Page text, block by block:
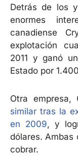
Detrás de los
enormes
canadiense
explotación
2011 y ganó
Estado por
Otra empresa,
similar tras la
en 2009, y
dólares. Ambas
cobrar.